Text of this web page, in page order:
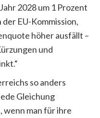
2028 um 1 Prozent
EU-Kommission,
höher ausfällt –
und
so anders
Gleichung
man für ihre